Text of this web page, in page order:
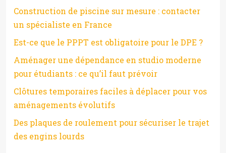
Construction de piscine sur mesure : contacter
un spécialiste en France
Est-ce que le PPPT est obligatoire pour le DPE ?
Aménager une dépendance en studio moderne
pour étudiants : ce qu’il faut prévoir
Clôtures temporaires faciles à déplacer pour vos
aménagements évolutifs
Des plaques de roulement pour sécuriser le trajet
des engins lourds